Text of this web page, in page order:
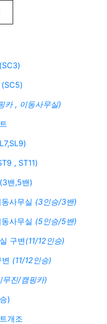
카 , 이동사무실)
, ST11)
밴,5밴)
사무실 (3인승/3밴)
사무실 (5인승/5밴)
구변(11/12인승)
(11/12인승)
무진/캠핑카)
)
개조